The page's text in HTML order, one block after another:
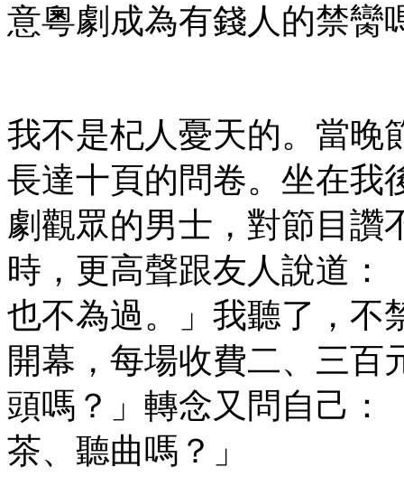
意粵劇成為有錢人的禁臠
我不是杞人憂天的。當晚
長達十頁的問卷。坐在我
劇觀眾的男士，對節目讚
時，更高聲跟友人說道：
也不為過。」我聽了，不
開幕，每場收費二、三百
頭嗎？」轉念又問自己：
茶、聽曲嗎？」